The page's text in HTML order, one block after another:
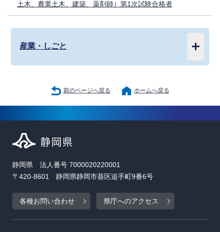
土木、農業土木、建築、薬剤師）第1次試験合格者
産業・しごと
前のページへ戻る ホームへ戻る
静岡県 法人番号 7000020220001
〒420-8601 静岡県静岡市葵区追手町9番6号
各種お問い合わせ 県庁へのアクセス